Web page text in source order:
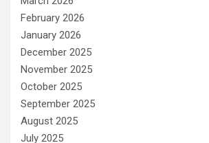
February 2026
January 2026
December 2025
November 2025
October 2025
September 2025
August 2025
July 2025